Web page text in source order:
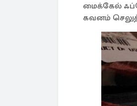
மைக்கேல்
கவனம்